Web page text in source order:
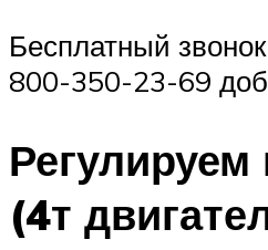
Бесплатный
800-350-23-69
Регулируем
(4т